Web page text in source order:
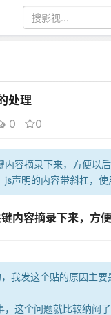
处理
0 0
容摘录下来，方便以
声明的内容带斜杠，使
内容摘录下来，方便
我发这个贴的原因主
这个问题就比较纳闷了